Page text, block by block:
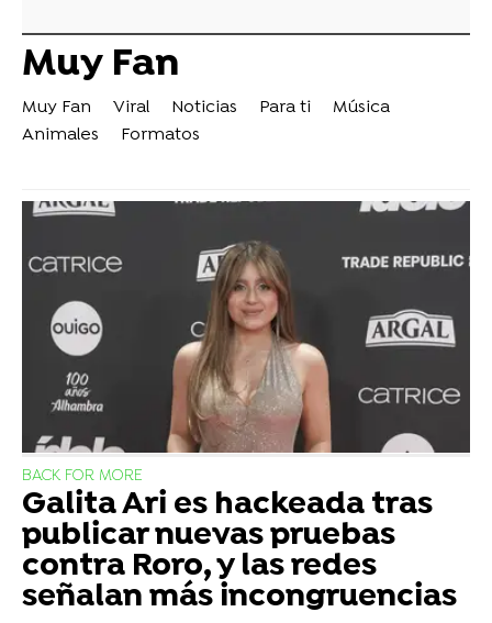
Muy Fan
Muy Fan Viral Noticias Para ti
Música
Animales
Formatos
BACK FOR MORE
Galita Ari es hackeada tras
publicar nuevas pruebas
contra Roro, y las redes
señalan más incongruencias